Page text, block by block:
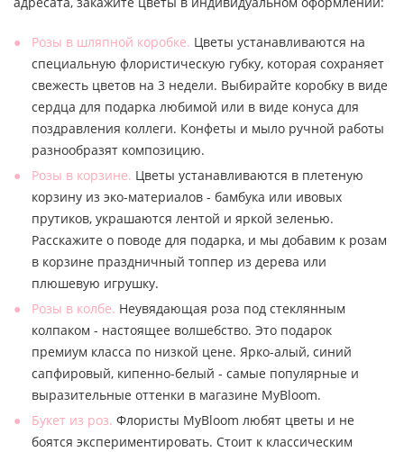
Розы в шляпной коробке. Цветы устанавливаются на
специальную флористическую губку, которая сохраняет
свежесть цветов на 3 недели. Выбирайте коробку в виде
сердца для подарка любимой или в виде конуса для
поздравления коллеги. Конфеты и мыло ручной работы
разнообразят композицию.
Розы в корзине. Цветы устанавливаются в плетеную
корзину из эко-материалов - бамбука или ивовых
прутиков, украшаются лентой и яркой зеленью.
Расскажите о поводе для подарка, и мы добавим к розам
в корзине праздничный топпер из дерева или
плюшевую игрушку.
Розы в колбе. Неувядающая роза под стеклянным
колпаком - настоящее волшебство. Это подарок
премиум класса по низкой цене. Ярко-алый, синий
сапфировый, кипенно-белый - самые популярные и
выразительные оттенки в магазине MyBloom.
Букет из роз. Флористы MyBloom любят цветы и не
боятся экспериментировать. Стоит к классическим